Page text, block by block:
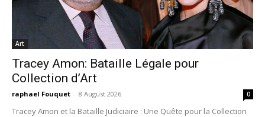
Art
Tracey Amon: Bataille Légale pour
Collection d’Art
raphael Fouquet - 8 August 2026 0
Tracey Amon et la Bataille Judiciaire : Une Quête pour la Collection